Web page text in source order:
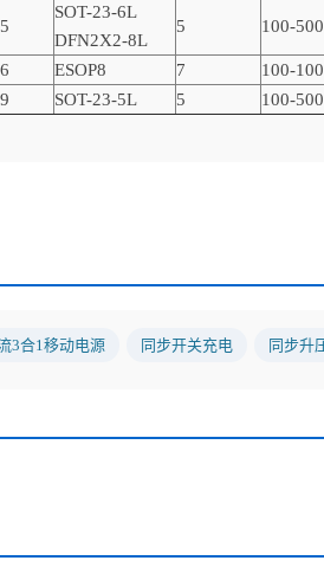
SOT-23-6L
DFN2X2-8L
5 100-500
ESOP8 7
100-
SOT-23-5L 5 100-500
3合1移动电源 同步开关充电 同步升